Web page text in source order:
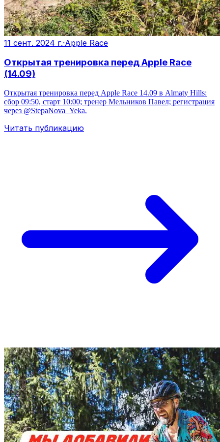
11 сент. 2024 г.·Apple Race
Открытая тренировка перед Apple Race
(14.09)
Открытая тренировка перед Apple Race 14.09 в Almaty Hills:
сбор 09:50, старт 10:00; тренер Мельников Павел; регистрация
через @StepaNova_Yeka.
Читать публикацию